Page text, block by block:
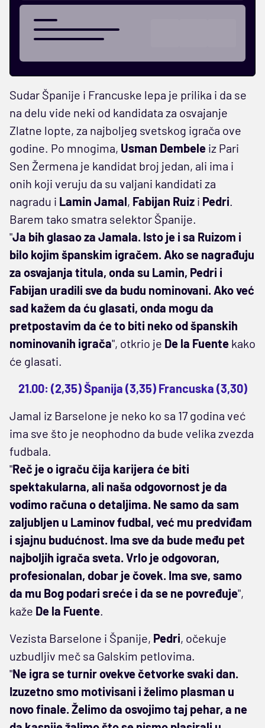
Sudar Španije i Francuske lepa je prilika i da se
na delu vide neki od kandidata za osvajanje
Zlatne lopte, za najboljeg svetskog igrača ove
godine. Po mnogima, Usman Dembele iz Pari
Sen Žermena je kandidat broj jedan, ali ima i
onih koji veruju da su valjani kandidati za
nagradu i Lamin Jamal, Fabijan Ruiz i Pedri.
Barem tako smatra selektor Španije.
"Ja bih glasao za Jamala. Isto je i sa Ruizom i
bilo kojim španskim igračem. Ako se nagrađuju
za osvajanja titula, onda su Lamin, Pedri i
Fabijan uradili sve da budu nominovani. Ako već
sad kažem da ću glasati, onda mogu da
pretpostavim da će to biti neko od španskih
nominovanih igrača", otkrio je De la Fuente kako
će glasati.
21.00: (2,35) Španija (3,35) Francuska (3,30)
Jamal iz Barselone je neko ko sa 17 godina već
ima sve što je neophodno da bude velika zvezda
fudbala.
"Reč je o igraču čija karijera će biti
spektakularna, ali naša odgovornost je da
vodimo računa o detaljima. Ne samo da sam
zaljubljen u Laminov fudbal, već mu predviđam
i sjajnu budućnost. Ima sve da bude među pet
najboljih igrača sveta. Vrlo je odgovoran,
profesionalan, dobar je čovek. Ima sve, samo
da mu Bog podari sreće i da se ne povređuje",
kaže De la Fuente.
Vezista Barselone i Španije, Pedri, očekuje
uzbudljiv meč sa Galskim petlovima.
"Ne igra se turnir ovekve četvorke svaki dan.
Izuzetno smo motivisani i želimo plasman u
novo finale. Želimo da osvojimo taj pehar, a ne